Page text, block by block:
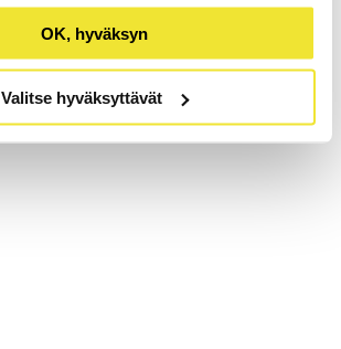
OK, hyväksyn
Valitse hyväksyttävät